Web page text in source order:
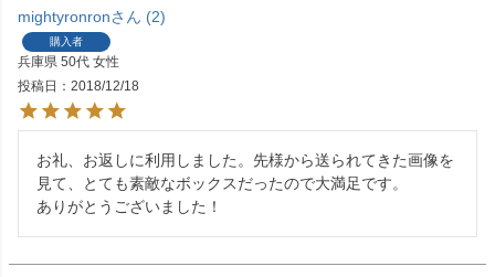
mightyronron 2
購入者
兵庫県 50代 女性
投稿日
2018/12/18
お礼、お返しに利用しました。先様から送られてきた画像を
見て、とても素敵なボックスだったので大満足です。
ありがとうございました！